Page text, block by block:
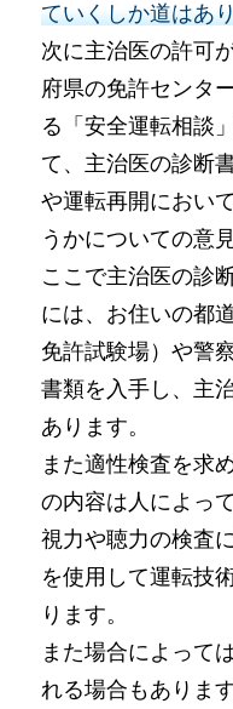
ていくしか道はあ
次に主治医の許可
府県の免許センタ
る「安全運転相談
て、主治医の診断
や運転再開におい
うかについての意
ここで主治医の診
には、お住いの都
免許試験場）や警
書類を入手し、主
あります。
また適性検査を求
の内容は人によっ
視力や聴力の検査
を使用して運転技
ります。
また場合によって
れる場合もあります